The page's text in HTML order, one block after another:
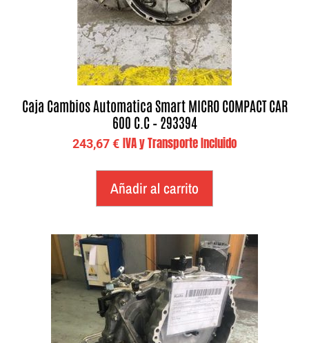
Caja Cambios Automatica Smart MICRO COMPACT CAR
600 C.C – 293394
243,67€ IVA y Transporte Incluido
Añadir al carrito